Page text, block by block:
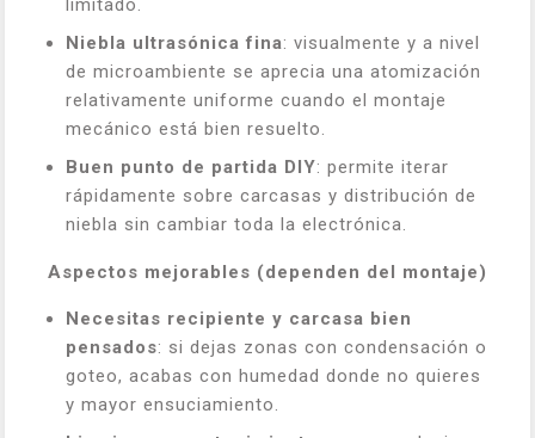
limitado.
Niebla ultrasónica fina: visualmente y a nivel
de microambiente se aprecia una atomización
relativamente uniforme cuando el montaje
mecánico está bien resuelto.
Buen punto de partida DIY: permite iterar
rápidamente sobre carcasas y distribución de
niebla sin cambiar toda la electrónica.
Aspectos mejorables (dependen del montaje)
Necesitas recipiente y carcasa bien
pensados: si dejas zonas con condensación o
goteo, acabas con humedad donde no quieres
y mayor ensuciamiento.